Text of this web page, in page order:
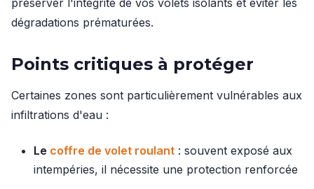
préserver l'intégrité de vos volets isolants et éviter les
dégradations prématurées.
Points critiques à protéger
Certaines zones sont particulièrement vulnérables aux
infiltrations d'eau :
Le coffre de volet roulant : souvent exposé aux
intempéries, il nécessite une protection renforcée